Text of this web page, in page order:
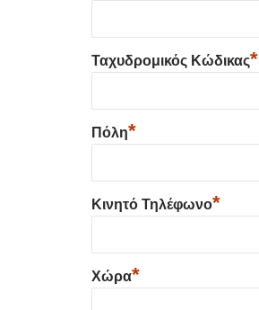
Ταχυδρομικός Κώδικας*
Πόλη*
Κινητό Τηλέφωνο*
Χώρα*